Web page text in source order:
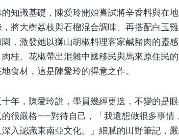
識基礎，陳愛玲開始嘗試將辛香料與在地
將大樹荔枝與石榴混合調味、再搭配白玉
，激發她以獅山胡椒料理客家鹹豬肉的靈
桂、花椒帶出混雜中國移民與馬來原住民
食材，這是陳愛玲的得意之作。
，陳愛玲說，學員幾經更迭，不變的是眼
很嚴格——對待自己，「我還想做很多事情
入認識東南亞文化。」細膩的田野筆記，